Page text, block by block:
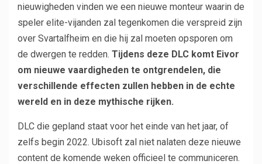
nieuwigheden vinden we een nieuwe monteur waarin de
speler elite-vijanden zal tegenkomen die verspreid zijn
over Svartalfheim en die hij zal moeten opsporen om
de dwergen te redden. Tijdens deze DLC komt Eivor
om nieuwe vaardigheden te ontgrendelen, die
verschillende effecten zullen hebben in de echte
wereld en in deze mythische rijken.
DLC die gepland staat voor het einde van het jaar, of
zelfs begin 2022. Ubisoft zal niet nalaten deze nieuwe
content de komende weken officieel te communiceren.